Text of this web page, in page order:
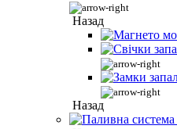
Назад
Назад